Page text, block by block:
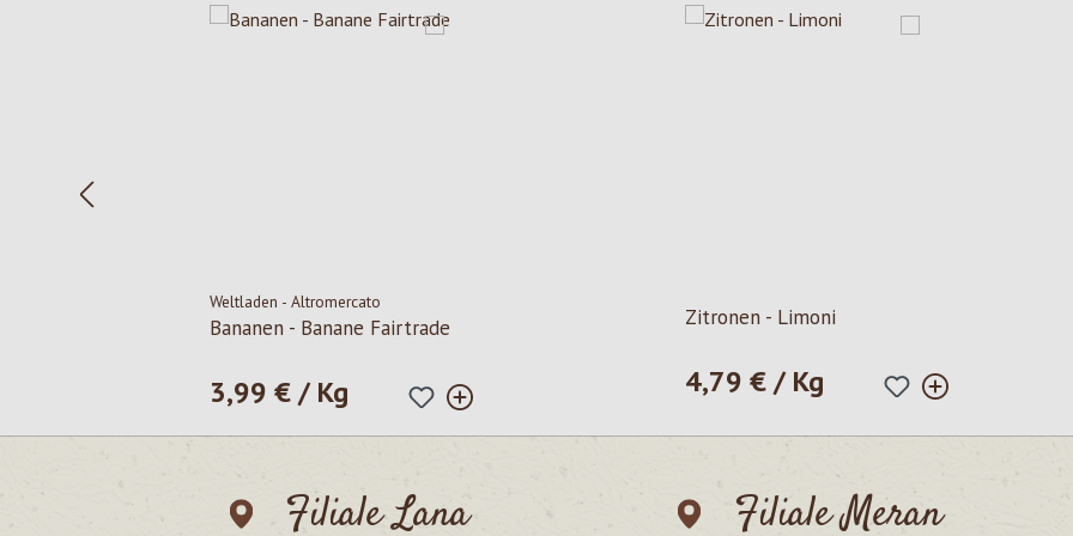
Weltladen - Altromercato
Bananen - Banane Fairtrade
Regulärer Preis:
3,99 € / Kg
Zitronen - Limoni
Regulärer Preis:
4,79 € / Kg
Filiale Lana Filiale Meran